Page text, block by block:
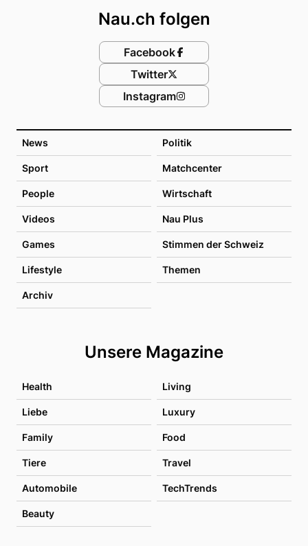
News Politik
Sport Matchcenter
People Wirtschaft
Videos Nau Plus
Games Stimmen der Schweiz
Lifestyle Themen
Archiv
Unsere Magazine
Health Living
Liebe Luxury
Family Food
Tiere Travel
Automobile TechTrends
Beauty
Nau.ch folgen
Facebook
Twitter
Instagram